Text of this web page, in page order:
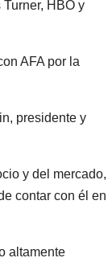
HBO y
AFA por la
presidente y
y del mercado,
contar con él en
altamente